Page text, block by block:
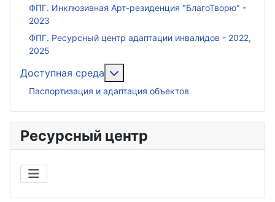
ФПГ. Инклюзивная Арт-резиденция "БлагоТворю" -
2023
ФПГ. Ресурсный центр адаптации инвалидов - 2022,
2025
Доступная среда
Паспортизация и адаптация объектов
Ресурсный центр